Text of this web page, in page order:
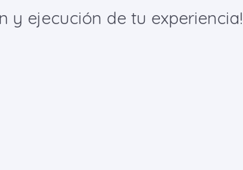
y ejecución de tu experiencia!